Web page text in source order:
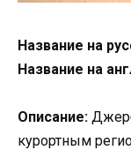
Название на
Название на
Описание:
курортным